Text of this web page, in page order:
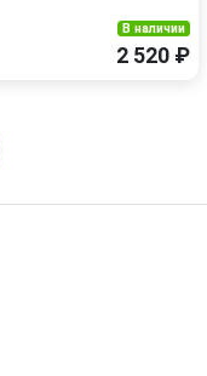
В наличии
2 520 ₽